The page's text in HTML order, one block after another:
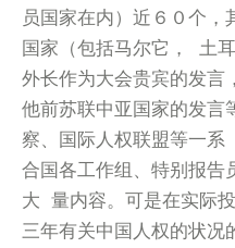
员国家在内）近６０个
国家（包括马尔它， 土
外长作为大会贵宾的发
他前苏联中亚国家的发言
察、国际人权联盟等一
合国各工作组、特别报告
大 量内容。可是在实际
三年有关中国人权的状